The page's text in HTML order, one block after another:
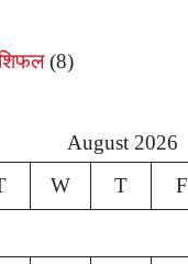
(8)
August 2026
W T F